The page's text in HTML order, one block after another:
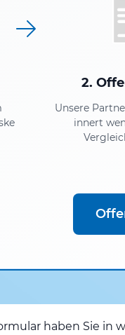
2.
Unsere
innert
haben Sie in